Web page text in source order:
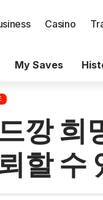
Casino
My Saves
깡 희
할 수